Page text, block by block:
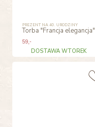
PREZENT NA 40. URODZINY
Torba "Francja elegancja"
59,-
DOSTAWA WTOREK